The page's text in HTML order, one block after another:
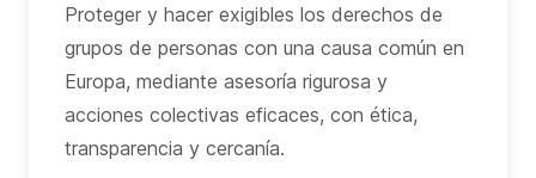
Proteger y hacer exigibles los derechos de
grupos de personas con una causa común en
Europa, mediante asesoría rigurosa y
acciones colectivas eficaces, con ética,
transparencia y cercanía.